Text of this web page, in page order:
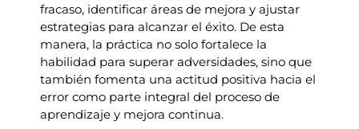
fracaso, identificar áreas de mejora y ajustar
estrategias para alcanzar el éxito. De esta
manera, la práctica no solo fortalece la
habilidad para superar adversidades, sino que
también fomenta una actitud positiva hacia el
error como parte integral del proceso de
aprendizaje y mejora continua.